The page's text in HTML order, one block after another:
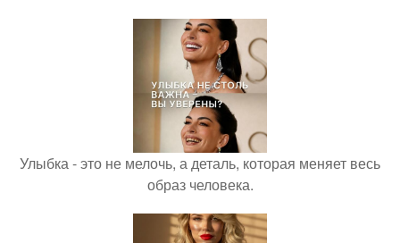
Улыбка - это не мелочь, а деталь, которая меняет весь
образ человека.